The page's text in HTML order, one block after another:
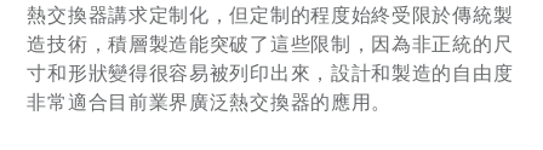
熱交換器講求定制化，但定制的程度始終受限於傳統製
造技術，積層製造能突破了這些限制，因為非正統的尺
寸和形狀變得很容易被列印出來，設計和製造的自由度
非常適合目前業界廣泛熱交換器的應用。